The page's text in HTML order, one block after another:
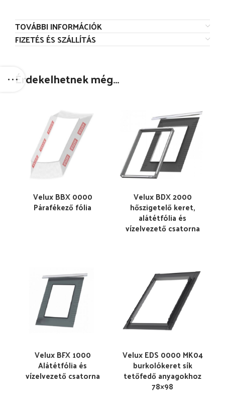
TOVÁBBI INFORMÁCIÓK
FIZETÉS ÉS SZÁLLÍTÁS
Érdekelhetnek még…
Velux BBX 0000
Párafékező fólia
Velux BDX 2000
hőszigetelő keret,
alátétfólia és
vízelvezető csatorna
Velux BFX 1000
Alátétfólia és
vízelvezető csatorna
Velux EDS 0000 MK04
burkolókeret sík
tetőfedő anyagokhoz
78×98